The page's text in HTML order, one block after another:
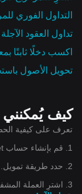
التداول الفوري
تداول العقود
اكسب دخلًا ثابتًا
تحويل الأصول
كيف يُمكنني
تعرف على كيفية الحصول
1. قم بإنشاء حساب Bitget مجانًا.
2. حدد طريقة تمويل.
3. اشترِ العملة المشفرة المستهدفة.